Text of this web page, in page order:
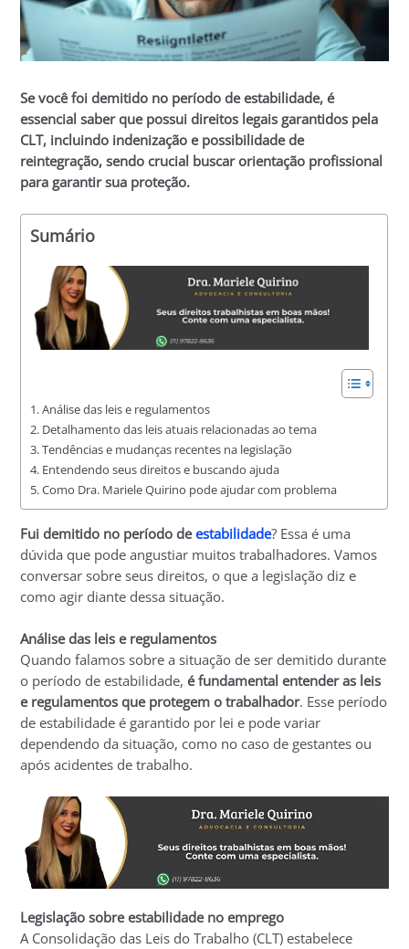
Se você foi demitido no período de estabilidade, é
essencial saber que possui direitos legais garantidos pela
CLT, incluindo indenização e possibilidade de
reintegração, sendo crucial buscar orientação profissional
para garantir sua proteção.
Sumário
Análise das leis e regulamentos
Detalhamento das leis atuais relacionadas ao tema
Tendências e mudanças recentes na legislação
Entendendo seus direitos e buscando ajuda
Como Dra. Mariele Quirino pode ajudar com problema
Fui demitido no período deestabilidade? Essa é uma
dúvida que pode angustiar muitos trabalhadores. Vamos
conversar sobre seus direitos, o que a legislação diz e
como agir diante dessa situação.
Análise das leis e regulamentos
Quando falamos sobre a situação de ser demitido durante
o período de estabilidade,é fundamental entender as leis
e regulamentos que protegem o trabalhador. Esse período
de estabilidade é garantido por lei e pode variar
dependendo da situação, como no caso de gestantes ou
após acidentes de trabalho.
Legislação sobre estabilidade no emprego
A Consolidação das Leis do Trabalho (CLT) estabelece